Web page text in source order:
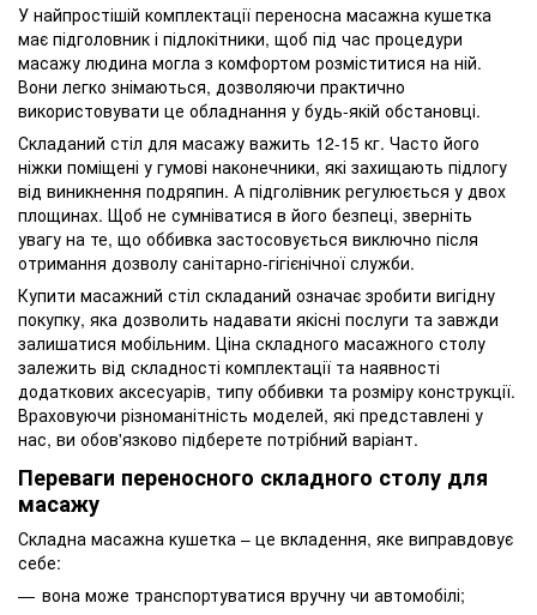
У найпростішій комплектації переносна масажна кушетка
має підголовник і підлокітники, щоб під час процедури
масажу людина могла з комфортом розміститися на ній.
Вони легко знімаються, дозволяючи практично
використовувати це обладнання у будь-якій обстановці.
Складаний стіл для масажу важить 12-15 кг. Часто його
ніжки поміщені у гумові наконечники, які захищають підлогу
від виникнення подряпин. А підголівник регулюється у двох
площинах. Щоб не сумніватися в його безпеці, зверніть
увагу на те, що оббивка застосовується виключно після
отримання дозволу санітарно-гігієнічної служби.
Купити масажний стіл складаний означає зробити вигідну
покупку, яка дозволить надавати якісні послуги та завжди
залишатися мобільним. Ціна складного масажного столу
залежить від складності комплектації та наявності
додаткових аксесуарів, типу оббивки та розміру конструкції.
Враховуючи різноманітність моделей, які представлені у
нас, ви обов'язково підберете потрібний варіант.
Переваги переносного складного столу для
масажу
Складна масажна кушетка – це вкладення, яке виправдовує
себе:
вона може транспортуватися вручну чи автомобілі;